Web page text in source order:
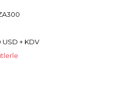
USD + KDV